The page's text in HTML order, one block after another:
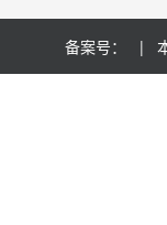
备案号： |